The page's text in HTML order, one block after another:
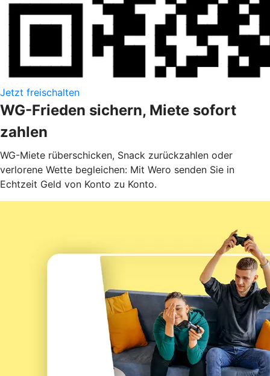
Jetzt freischalten
WG-Frieden sichern, Miete sofort
zahlen
WG-Miete rüberschicken, Snack zurückzahlen oder
verlorene Wette begleichen: Mit Wero senden Sie in
Echtzeit Geld von Konto zu Konto.